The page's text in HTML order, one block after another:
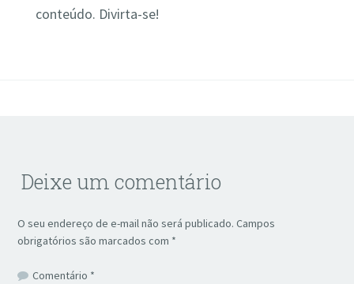
conteúdo. Divirta-se!
Deixe um comentário
O seu endereço de e-mail não será publicado. Campos
obrigatórios são marcados com *
Comentário *